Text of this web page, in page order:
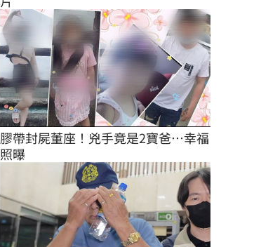
膠帶封屍董座！兇手竟是2寶爸…幸福
照曝